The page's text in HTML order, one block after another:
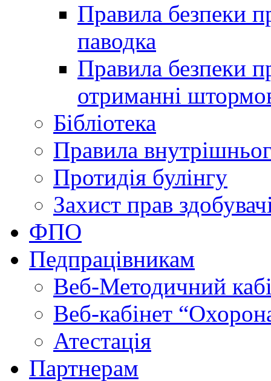
Правила безпеки
паводка
Правила безпеки
отриманні
Бібліотека
Правила
Протидія булінгу
Захист прав
ФПО
Педпрацівникам
Веб-Методичний
Веб-кабінет
Атестація
Партнерам